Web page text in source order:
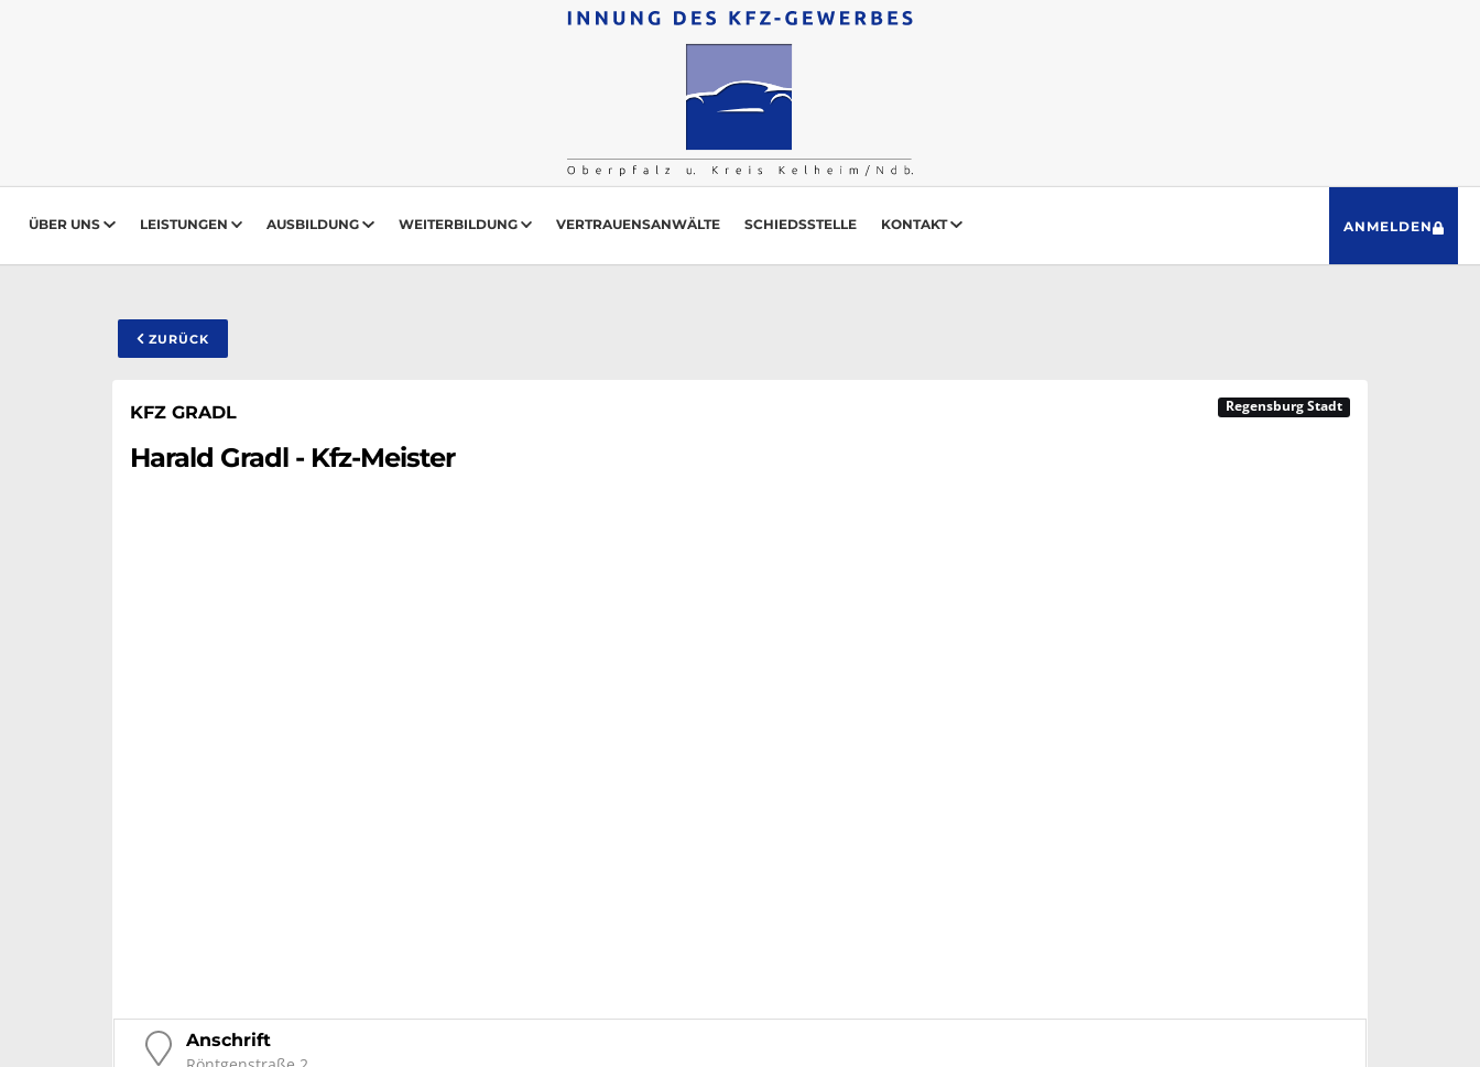
ÜBER UNS LEISTUNGEN AUSBILDUNG WEITERBILDUNG VERTRAUENSANWÄLTE SCHIEDSSTELLE KONTAKT ANMELDEN
ZURÜCK
Regensburg Stadt
KFZ GRADL
Harald Gradl - Kfz-Meister
Anschrift